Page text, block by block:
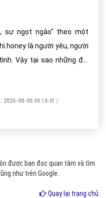
sự ngọt ngào" theo một
honey là người yêu, người
Vậy tại sao những đôi
2026-08-06 06:16:41
được bạn đọc quan tâm và tìm
như trên Google.
Quay lại trang chủ